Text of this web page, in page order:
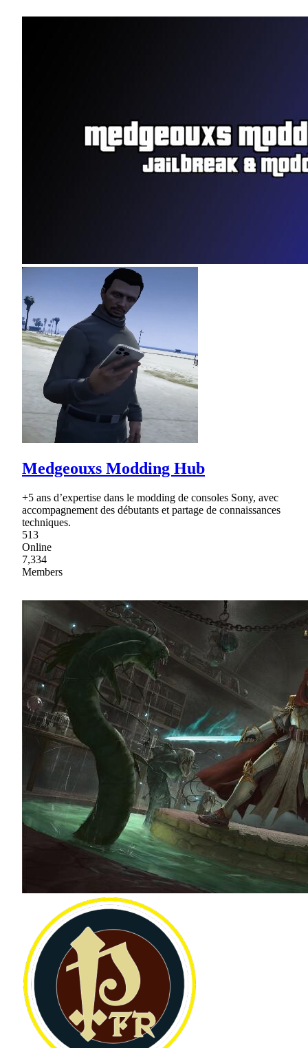
Medgeouxs Modding Hub
+5 ans d’expertise dans le modding de consoles Sony, avec
accompagnement des débutants et partage de connaissances
techniques.
513
Online
7,334
Members